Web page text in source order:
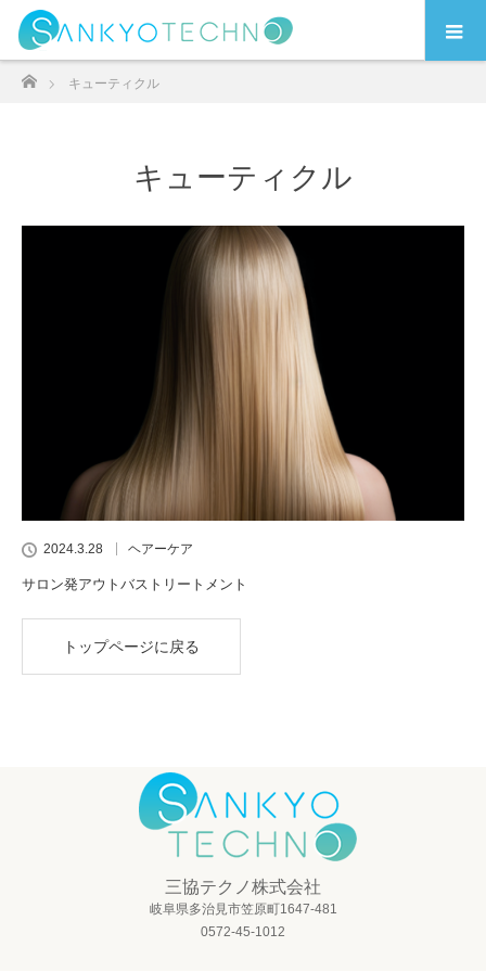
ホーム
キューティクル
キューティクル
2024.3.28 ヘアーケア
サロン発アウトバストリートメント
トップページに戻る
三協テクノ株式会社
岐阜県多治見市笠原町1647-481
0572-45-1012